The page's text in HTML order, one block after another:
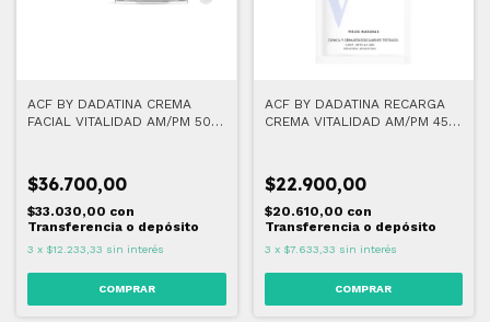
ACF BY DADATINA CREMA
FACIAL VITALIDAD AM/PM 50
$36.700,00
$33.030,00 con
Transferencia o depósito
3 x $12.233,33 sin interés
ACF BY DADATINA RECARGA
CREMA VITALIDAD AM/PM 45
$22.900,00
$20.610,00 con
Transferencia o depósito
3 x $7.633,33 sin interés